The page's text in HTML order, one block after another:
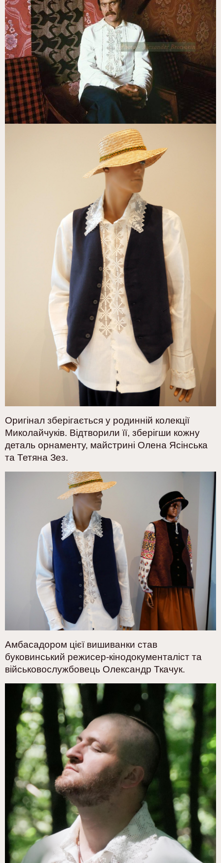
Оригінал зберігається у родинній колекції
Миколайчуків. Відтворили її, зберігши кожну
деталь орнаменту, майстрині Олена Ясінська
та Тетяна Зез.
Амбасадором цієї вишиванки став
буковинський режисер-кінодокументаліст та
військовослужбовець Олександр Ткачук.